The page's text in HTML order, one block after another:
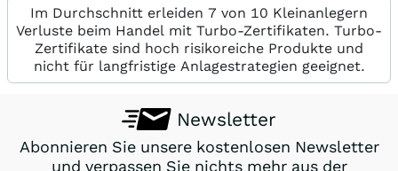
Im Durchschnitt erleiden 7 von 10 Kleinanlegern
Verluste beim Handel mit Turbo-Zertifikaten. Turbo-
Zertifikate sind hoch risikoreiche Produkte und
nicht für langfristige Anlagestrategien geeignet.
Newsletter
Abonnieren Sie unsere kostenlosen Newsletter
und verpassen Sie nichts mehr aus der